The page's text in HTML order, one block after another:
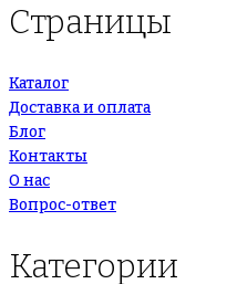
Страницы
Каталог
Доставка и оплата
Блог
Контакты
О нас
Вопрос-ответ
Категории